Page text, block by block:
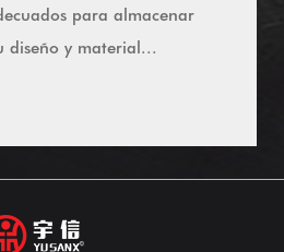
para almacenar
diseño y material...